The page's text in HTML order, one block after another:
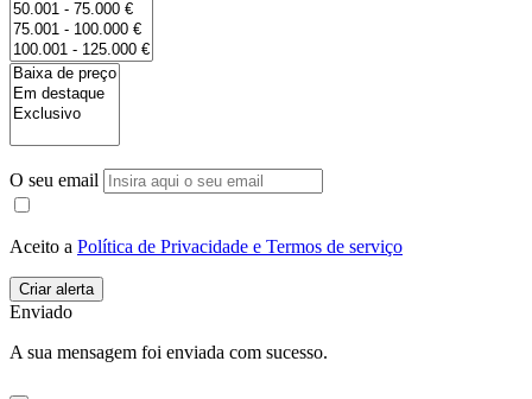
O seu email
Aceito a Política de Privacidade e Termos de serviço
Enviado
A sua mensagem foi enviada com sucesso.